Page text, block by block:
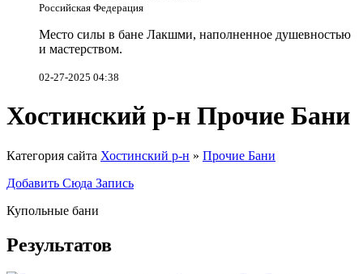
Российская Федерация
Место силы в бане Лакшми, наполненное душевностью
и мастерством.
02-27-2025 04:38
Хостинский р-н Прочие Бани
Категория сайта Хостинский р-н » Прочие Бани
Добавить Сюда Запись
Купольные бани
Результатов